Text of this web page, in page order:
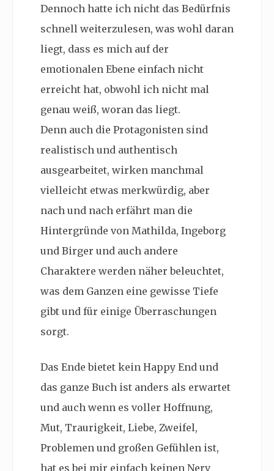
Dennoch hatte ich nicht das Bedürfnis
schnell weiterzulesen, was wohl daran
liegt, dass es mich auf der
emotionalen Ebene einfach nicht
erreicht hat, obwohl ich nicht mal
genau weiß, woran das liegt.
Denn auch die Protagonisten sind
realistisch und authentisch
ausgearbeitet, wirken manchmal
vielleicht etwas merkwürdig, aber
nach und nach erfährt man die
Hintergründe von Mathilda, Ingeborg
und Birger und auch andere
Charaktere werden näher beleuchtet,
was dem Ganzen eine gewisse Tiefe
gibt und für einige Überraschungen
sorgt.
Das Ende bietet kein Happy End und
das ganze Buch ist anders als erwartet
und auch wenn es voller Hoffnung,
Mut, Traurigkeit, Liebe, Zweifel,
Problemen und großen Gefühlen ist,
hat es bei mir einfach keinen Nerv